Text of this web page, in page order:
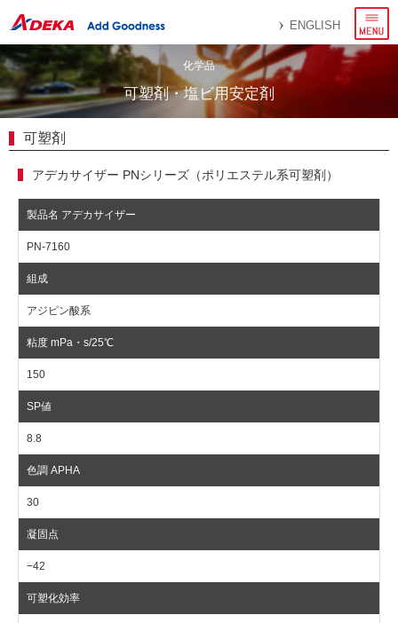
ENGLISH
ニ
ュ
化学品
可塑剤・塩ビ用安定剤
可塑剤
アデカサイザー PNシリーズ（ポリエステル系可塑剤）
PN-7160
アジピン酸系
150
8.8
30
−42